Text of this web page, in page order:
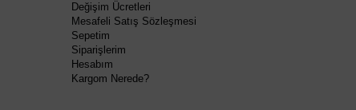
Değişim Ücretleri
Mesafeli Satış Sözleşmesi
Sepetim
Siparişlerim
Hesabım
Kargom Nerede?